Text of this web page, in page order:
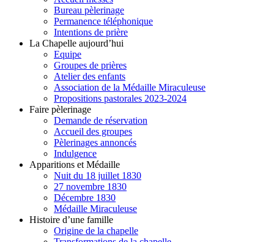
Bureau pèlerinage
Permanence téléphonique
Intentions de prière
La Chapelle aujourd’hui
Equipe
Groupes de prières
Atelier des enfants
Association de la Médaille Miraculeuse
Propositions pastorales 2023-2024
Faire pèlerinage
Demande de réservation
Accueil des groupes
Pèlerinages annoncés
Indulgence
Apparitions et Médaille
Nuit du 18 juillet 1830
27 novembre 1830
Décembre 1830
Médaille Miraculeuse
Histoire d’une famille
Origine de la chapelle